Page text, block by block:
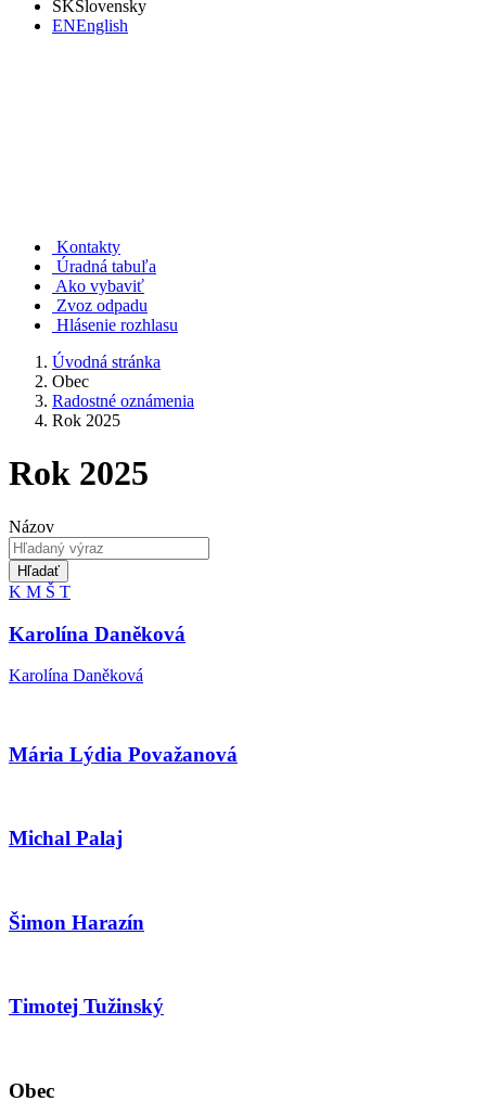
SKSlovensky
ENEnglish
Kontakty
Úradná tabuľa
Ako vybaviť
Zvoz odpadu
Hlásenie rozhlasu
Úvodná stránka
Obec
Radostné oznámenia
Rok 2025
Rok 2025
Názov
Hľadať
K M Š T
Karolína Daněková
Karolína Daněková
Mária Lýdia Považanová
Michal Palaj
Šimon Harazín
Timotej Tužinský
Obec